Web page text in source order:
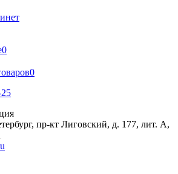
0
0
пр-кт Лиговский, д. 177, лит. А,